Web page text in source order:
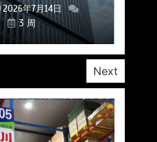
2026年7月14日
3 周
2026年7月14日
3 周
2026年7月14日
3 周
2026年7月14日
3 周
2026年7月14日
3 周
2026年7月14日
3 周
2026年7月14日
3 周
Next